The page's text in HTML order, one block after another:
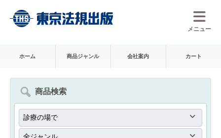
メニュー
ホーム 商品ジャンル 会社案内 カート
商品検索